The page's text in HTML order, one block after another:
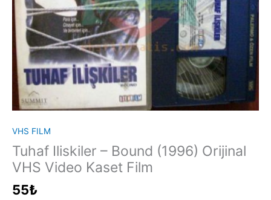
VHS FILM
Tuhaf Iliskiler – Bound (1996) Orijinal
VHS Video Kaset Film
55₺